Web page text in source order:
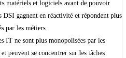
matériels et logiciels avant de pouvoir
DSI gagnent en réactivité et répondent plus
par les métiers.
IT ne sont plus monopolisées par les
peuvent se concentrer sur les tâches